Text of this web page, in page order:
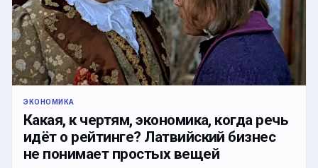
ЭКОНОМИКА
Какая, к чертям, экономика, когда речь
идёт о рейтинге? Латвийский бизнес
не понимает простых вещей